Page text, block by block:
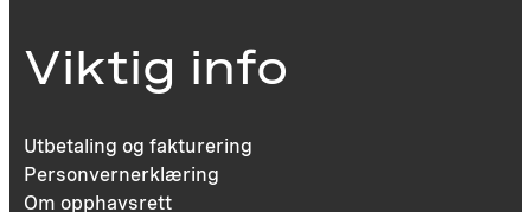
Viktig info
Utbetaling og fakturering
Personvernerklæring
Om opphavsrett